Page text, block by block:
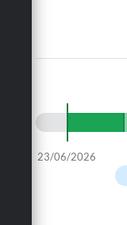
23/06/2026